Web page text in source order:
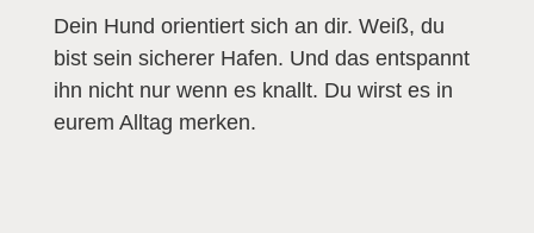
Dein Hund orientiert sich an dir. Weiß, du
bist sein sicherer Hafen. Und das entspannt
ihn nicht nur wenn es knallt. Du wirst es in
eurem Alltag merken.